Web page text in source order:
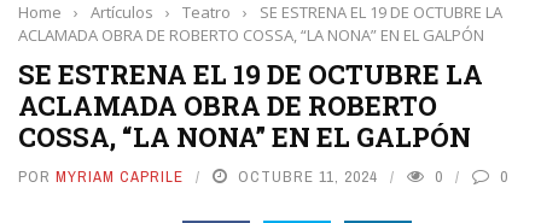
Home › Artículos › Teatro ›
SE ESTRENA EL 19 DE OCTUBRE LA
ACLAMADA OBRA DE ROBERTO COSSA, “LA NONA” EN EL GALPÓN
SE ESTRENA EL 19 DE OCTUBRE LA
ACLAMADA OBRA DE ROBERTO
COSSA, “LA NONA” EN EL GALPÓN
POR MYRIAM CAPRILE OCTUBRE 11, 2024 0 0